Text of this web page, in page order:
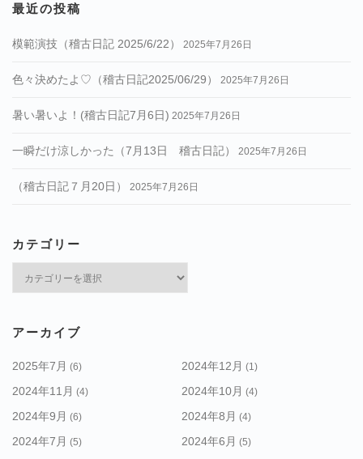
最近の投稿
模範演技（稽古日記 2025/6/22） 2025年7月26日
色々決めたよ♡（稽古日記2025/06/29） 2025年7月26日
暑い暑いよ！(稽古日記7月6日) 2025年7月26日
一瞬だけ涼しかった（7月13日 稽古日記） 2025年7月26日
（稽古日記７月20日） 2025年7月26日
カテゴリー
ー
アーカイブ
2025年7月 (6) 2024年12月 (1)
2024年11月 (4) 2024年10月 (4)
2024年9月 (6) 2024年8月 (4)
2024年7月 (5) 2024年6月 (5)